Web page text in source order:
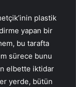
plastik
yapan bir
bu tarafta
sürece bunu
elbette iktidar
yerde, bütün